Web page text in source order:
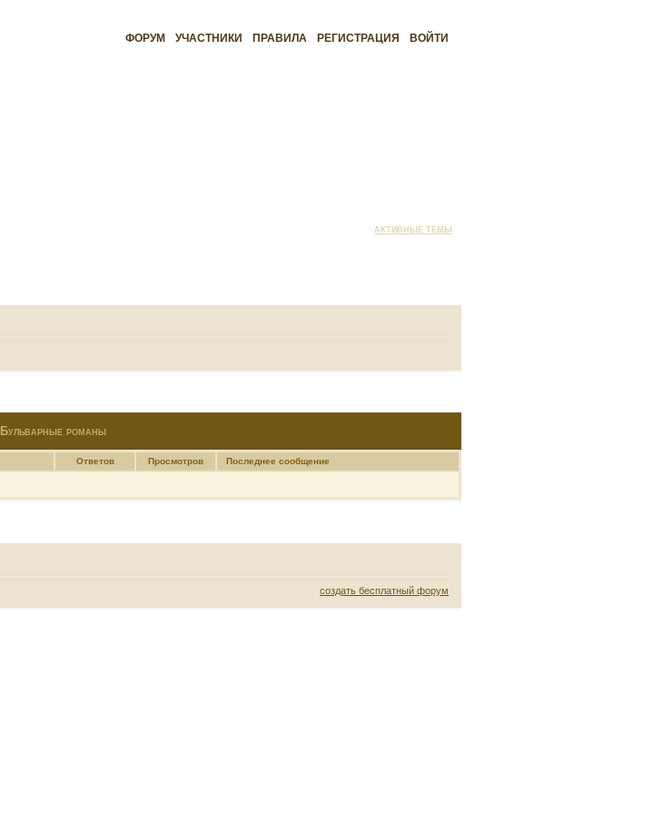
ФОРУМ УЧАСТНИКИ ПРАВИЛА РЕГИСТРАЦИЯ ВОЙТИ
АКТИВНЫЕ ТЕМЫ
Бульварные романы
Ответов Просмотров Последнее сообщение
создать бесплатный форум